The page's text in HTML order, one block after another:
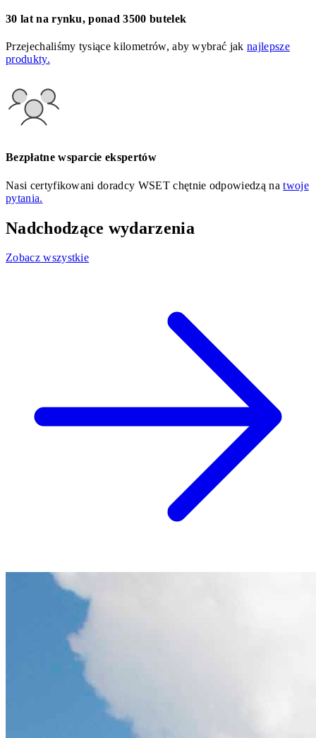
30 lat na rynku, ponad 3500 butelek
Przejechaliśmy tysiące kilometrów, aby wybrać jaknajlepsze
produkty.
Bezpłatne wsparcie ekspertów
Nasi certyfikowani doradcy WSET chętnie odpowiedzą natwoje
pytania.
Nadchodzące wydarzenia
Zobacz wszystkie